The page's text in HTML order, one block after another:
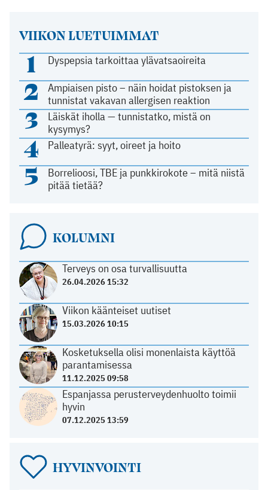
VIIKON LUETUIMMAT
1 Dyspepsia tarkoittaa ylävatsaoireita
2
Ampiaisen pisto – näin hoidat pistoksen ja
tunnistat vakavan allergisen reaktion
3
Läiskät iholla — tunnistatko, mistä on
kysymys?
4 Palleatyrä: syyt, oireet ja hoito
5
Borrelioosi, TBE ja punkkirokote – mitä niistä
pitää tietää?
KOLUMNI
Terveys on osa turvallisuutta
26.04.2026 15:32
Viikon käänteiset uutiset
15.03.2026 10:15
Kosketuksella olisi monenlaista käyttöä
parantamisessa
11.12.2025 09:58
Espanjassa perusterveydenhuolto toimii
hyvin
07.12.2025 13:59
HYVINVOINTI